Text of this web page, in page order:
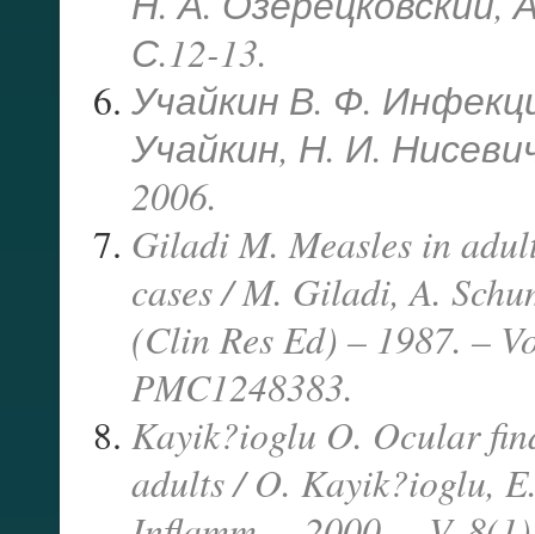
С.12-13.
Учайкин В. Ф.
Учайкин, Н. И.
2006.
Giladi M. Measles in
cases / M. Giladi, A.
(Clin Res Ed) – 1987. –
PMC1248383.
Kayik?ioglu O. Ocular
adults / O. Kayik?ioglu,